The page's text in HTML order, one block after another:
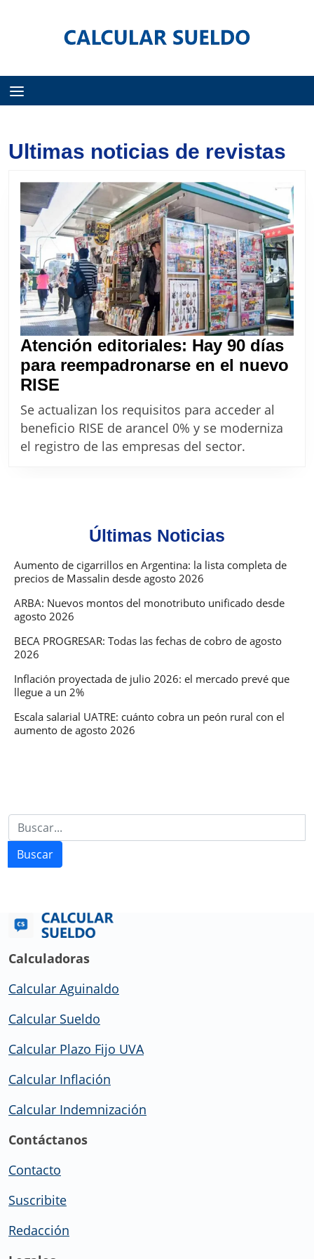
Ultimas noticias de revistas
Atención editoriales: Hay 90 días
para reempadronarse en el nuevo
RISE
editoriales:
Hay
90
nuevo
RISE
Se actualizan los requisitos para acceder al
beneficio RISE de arancel 0% y se moderniza
el registro de las empresas del sector.
Últimas Noticias
Aumento de cigarrillos en Argentina: la lista completa de
precios de Massalin desde agosto 2026
ARBA: Nuevos montos del monotributo unificado desde
agosto 2026
BECA PROGRESAR: Todas las fechas de cobro de agosto
2026
Inflación proyectada de julio 2026: el mercado prevé que
llegue a un 2%
Escala salarial UATRE: cuánto cobra un peón rural con el
aumento de agosto 2026
Buscar
Calculadoras
Calcular Aguinaldo
Calcular Sueldo
Calcular Plazo Fijo UVA
Calcular Inflación
Calcular Indemnización
Contáctanos
Contacto
Suscribite
Redacción